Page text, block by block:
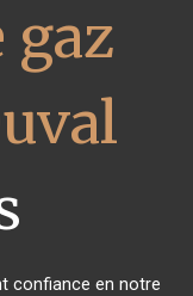
gaz
confiance en notre